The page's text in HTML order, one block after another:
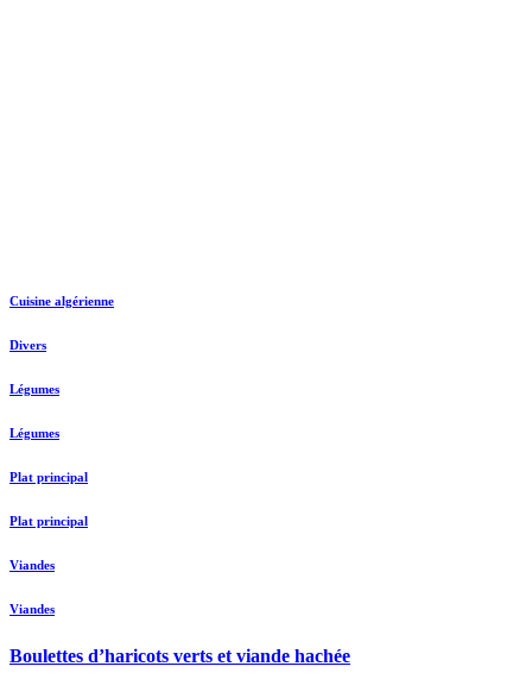
Cuisine algérienne
Divers
Légumes
Légumes
Plat principal
Plat principal
Viandes
Viandes
Boulettes d’haricots verts et viande hachée